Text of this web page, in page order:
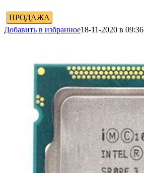
ПРОДАЖА
Добавить в избранное18-11-2020 в 09:36